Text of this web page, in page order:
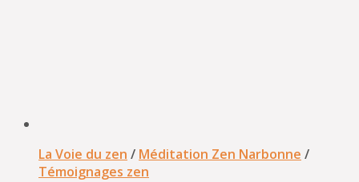
La Voie du zen / Méditation Zen Narbonne /
Témoignages zen